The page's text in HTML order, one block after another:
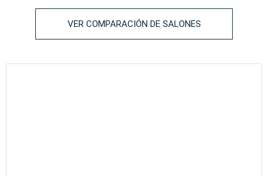
VER COMPARACIÓN DE SALONES